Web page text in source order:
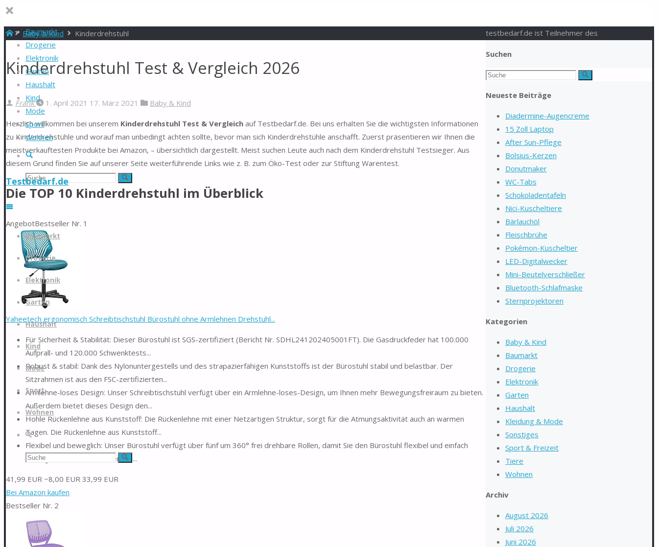
Baumarkt
Drogerie
Elektronik
Garten
Haushalt
Kind
Mode
Sport
Wohnen
Suche
Suchen
nach:
Suche
Testbedarf.de
Zum
Inhalt
springen
Baumarkt
Drogerie
Elektronik
Garten
Haushalt
Kind
Mode
Sport
Wohnen
Suche
Suchen
nach:
Suche
StartBaby & Kind Kinderdrehstuhl
Kinderdrehstuhl Test & Vergleich 2026
Frank 1. April 2021 17. März 2021 Baby & Kind
Herzlich willkommen bei unserem Kinderdrehstuhl Test & Vergleich auf Testbedarf.de. Bei uns erhalten Sie die wichtigsten Informationen
zu Kinderdrehstühle und worauf man unbedingt achten sollte, bevor man sich Kinderdrehstühle anschafft. Zuerst präsentieren wir Ihnen die
meistverkauftesten Produkte bei Amazon, – übersichtlich dargestellt. Meist suchen Leute auch nach dem Kinderdrehstuhl Testsieger. Aus
diesem Grund finden Sie auf unserer Seite weiterführende Links wie z. B. zum Öko-Test oder zur Stiftung Warentest.
Die TOP 10 Kinderdrehstuhl im Überblick
AngebotBestseller Nr. 1
Yaheetech ergonomisch Schreibtischstuhl Bürostuhl ohne Armlehnen Drehstuhl...
Für Sicherheit & Stabilität: Dieser Bürostuhl ist SGS-zertifiziert (Bericht Nr. SDHL241202405001FT). Die Gasdruckfeder hat 100.000
Aufprall- und 120.000 Schwenktests...
Robust & stabil: Dank des Nylonuntergestells und des strapazierfähigen Kunststoffs ist der Bürostuhl stabil und belastbar. Der
Sitzrahmen ist aus den FSC-zertifizierten...
Armlehne-loses Design: Unser Schreibtischstuhl verfügt über ein Armlehne-loses-Design, um Ihnen mehr Bewegungsfreiraum zu bieten.
Außerdem bietet dieses Design den...
Hohle Rückenlehne aus Kunststoff: Die Rückenlehne mit einer Netzartigen Struktur, sorgt für die Atmungsaktivität auch an warmen
Tagen. Die Rückenlehne aus Kunststoff...
Flexibel und beweglich: Unser Bürostuhl verfügt über fünf um 360° frei drehbare Rollen, damit Sie den Bürostuhl flexibel und einfach
bewegen können. So können Sie...
41,99 EUR −8,00 EUR 33,99 EUR
Bei Amazon kaufen
Bestseller Nr. 2
Suchen
Suchen
Suche
Neueste Beiträge
Diadermine-Augencreme
15 Zoll Laptop
After Sun-Pflege
Bolsius-Kerzen
Donutmaker
WC-Tabs
Schokoladentafeln
Nici-Kuscheltiere
Bärlauchöl
Fleischbrühe
Pokémon-Kuscheltier
LED-Digitalwecker
Mini-Beutelverschließer
Bluetooth-Schlafmaske
Sternprojektoren
Kategorien
Baby & Kind
Baumarkt
Drogerie
Elektronik
Garten
Haushalt
Kleidung & Mode
Sonstiges
Sport & Freizeit
Tiere
Wohnen
Archiv
August 2026
Juli 2026
Juni 2026
testbedarf.de ist Teilnehmer des